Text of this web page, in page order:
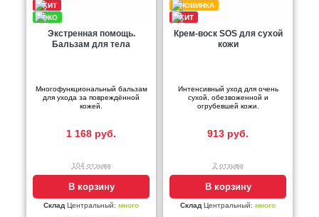
Экстренная помощь.
Бальзам для тела
Многофункциональный бальзам
для ухода за повреждённой
кожей.
1 168 руб.
104 отзыва
В корзину
Склад Центральный: много
Крем-воск SOS для сухой
кожи
Интенсивный уход для очень
сухой, обезвоженной и
огрубевшей кожи.
913 руб.
2 отзыва
В корзину
Склад Центральный: много